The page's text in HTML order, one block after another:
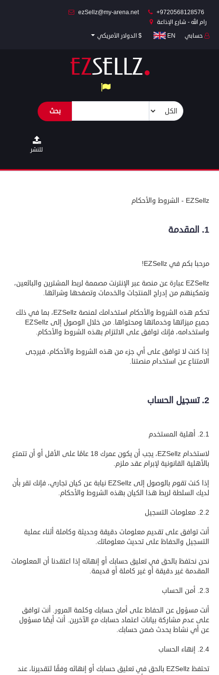
+9720568128576
ezSellz@my-arena.net
رام الله - شارع الإذاعة
حسابي
EN $ الدولار الأمريكي
بحث
للنشر
المكتب/المنزل
وإكسسواراتها
العقارات
والعطاءات
العروض
EZSellz - الشروط والأحكام
1. المقدمة
مرحبا بكم في EZSellz!
EZSellz عبارة عن منصة عبر الإنترنت مصممة لربط المشترين والبائعين،
وتمكينهم من إدراج المنتجات والخدمات وتصفحها وشرائها.
تحكم هذه الشروط والأحكام استخدامك لمنصة EZSellz، بما في ذلك
جميع ميزاتها وخدماتها ومحتواها. من خلال الوصول إلى EZSellz
واستخدامه، فإنك توافق على الالتزام بهذه الشروط والأحكام.
إذا كنت لا توافق على أي جزء من هذه الشروط والأحكام، فيرجى
الامتناع عن استخدام منصتنا.
2. تسجيل الحساب
2.1. أهلية المستخدم
لاستخدام EZSellz، يجب أن يكون عمرك 18 عامًا على الأقل أو أن تتمتع
بالأهلية القانونية لإبرام عقد ملزم.
إذا كنت تقوم بالوصول إلى EZSellz نيابة عن كيان تجاري، فإنك تقر بأن
لديك السلطة لربط هذا الكيان بهذه الشروط والأحكام.
2.2. معلومات التسجيل
أنت توافق على تقديم معلومات دقيقة وحديثة وكاملة أثناء عملية
التسجيل والحفاظ على تحديث معلوماتك.
نحن نحتفظ بالحق في تعليق حسابك أو إنهائه إذا اعتقدنا أن المعلومات
المقدمة غير دقيقة أو غير كاملة أو قديمة.
2.3. أمن الحساب
أنت مسؤول عن الحفاظ على أمان حسابك وكلمة المرور. أنت توافق
على عدم مشاركة بيانات اعتماد حسابك مع الآخرين. أنت أيضًا مسؤول
عن أي نشاط يحدث ضمن حسابك.
2.4. إنهاء الحساب
تحتفظ EZSellz بالحق في تعليق حسابك أو إنهائه وفقًا لتقديرنا، عند